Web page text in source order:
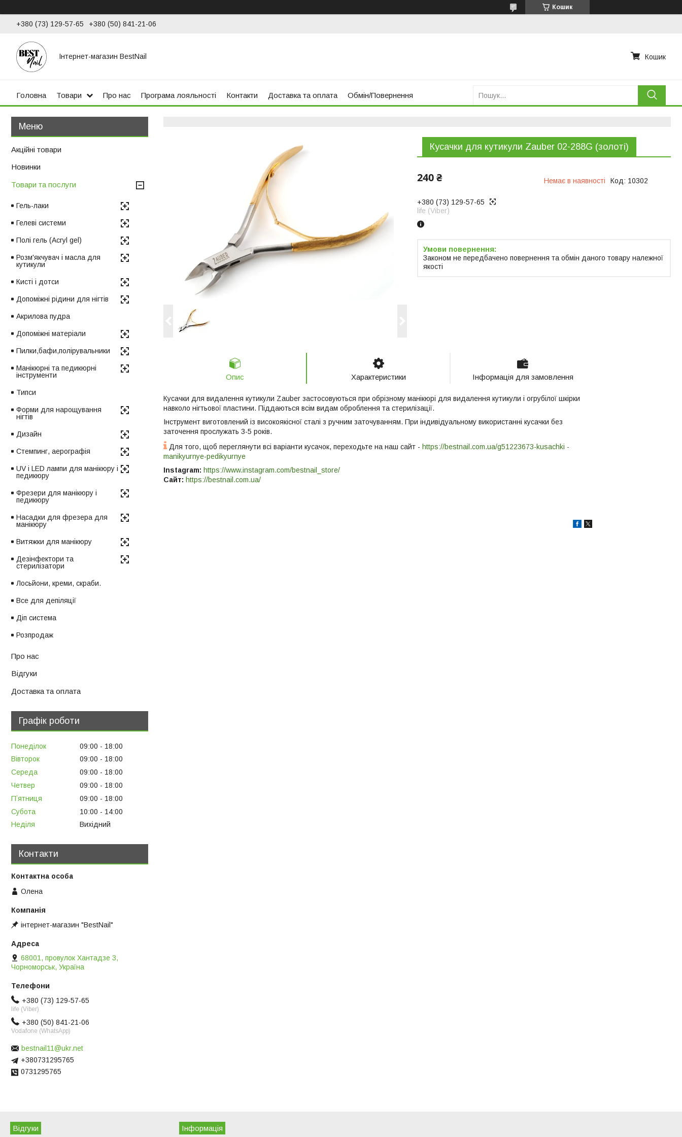
Кошик
+380 (73) 129-57-65 +380 (50) 841-21-06
Інтернет-магазин BestNail Кошик
Головна Товари Про нас Програма лояльності Контакти Доставка та оплата Обмін/Повернення
Кусачки для кутикули Zauber 02-288G (золоті)
240 ₴ Немає в наявності Код: 10302
+380 (73) 129-57-65
life (Viber)
Законом не передбачено повернення та обмін даного товару належної
якості
Опис Характеристики Інформація для замовлення
Кусачки для видалення кутикули Zauber застосовуються при обрізному манікюрі для видалення кутикули і огрубілої шкірки
навколо нігтьової пластини. Піддаються всім видам оброблення та стерилізації.
Інструмент виготовлений із високоякісної сталі з ручним заточуванням. При індивідуальному використанні кусачки без
заточення прослужать 3-5 років.
Для того, щоб переглянути всі варіанти кусачок, переходьте на наш сайт - https://bestnail.com.ua/g51223673-kusachki -
manikyurnye-pedikyurnye
Instagram: https://www.instagram.com/bestnail_store/
Сайт: https://bestnail.com.ua/
Акційні товари
Новинки
Товари та послуги
Гель-лаки
Гелеві системи
Полі гель (Acryl gel)
Розм'якчувач і масла для
кутикули
Кисті і дотси
Допоміжні рідини для нігтів
Акрилова пудра
Допоміжні матеріали
Пилки,бафи,полірувальники
Манікюрні та педикюрні
інструменти
Типси
Форми для нарощування
нігтів
Дизайн
Стемпинг, аерографія
UV і LED лампи для манікюру і
педикюру
Фрезери для манікюру і
педикюру
Насадки для фрезера для
манікюру
Витяжки для манікюру
Дезінфектори та
стерилізатори
Лосьйони, креми, скраби.
Все для депіляції
Діп система
Розпродаж
Про нас
Відгуки
Доставка та оплата
Графік роботи
Понеділок 09:00
18:00
Вівторок
09:00
18:00
Середа
09:00
18:00
Четвер
09:00
18:00
Пʼятниця
09:00
18:00
Субота
10:00
14:00
Неділя
Вихідний
Контакти
Олена
інтернет-магазин "BestNail"
68001, провулок Хантадзе 3,
Чорноморськ, Україна
+380 (73) 129-57-65
life (Viber)
+380 (50) 841-21-06
Vodafone (WhatsApp)
bestnail11@ukr.net
+380731295765
0731295765
Відгуки Iнформація